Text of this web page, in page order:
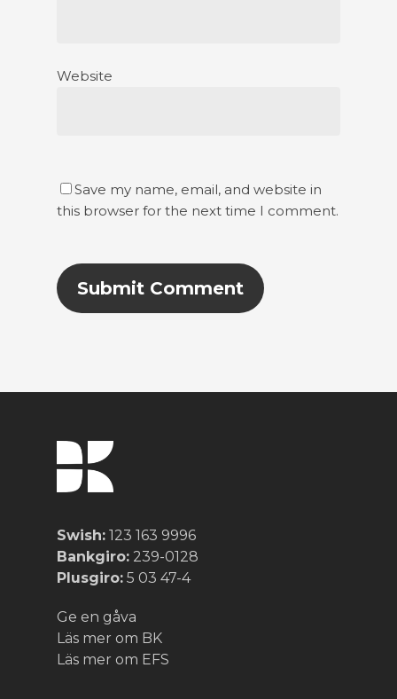
Website
Save my name, email, and website in
this browser for the next time I comment.
Swish: 123 163 9996
Bankgiro: 239-0128
Plusgiro: 5 03 47-4
Ge en gåva
Läs mer om BK
Läs mer om EFS